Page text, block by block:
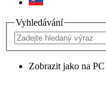
Vyhledávání
Zobrazit jako na PC